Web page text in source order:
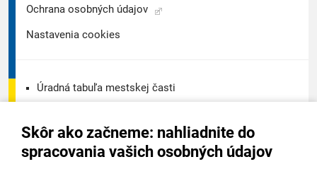
Skôr ako začneme: nahliadnite do
spracovania vašich osobných údajov
Ochrana osobných údajov
Nastavenia cookies
Úradná tabuľa mestskej časti
Úradná tabuľa stavebného úradu